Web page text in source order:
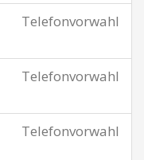
Telefonvorwahl
Telefonvorwahl
Telefonvorwahl